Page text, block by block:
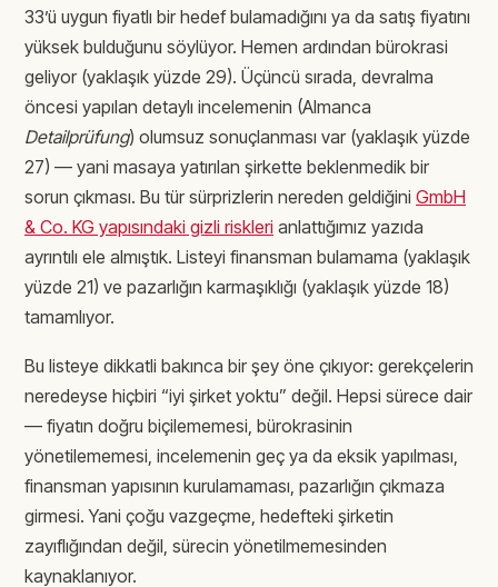
33’ü uygun fiyatlı bir hedef bulamadığını ya da satış fiyatını
yüksek bulduğunu söylüyor. Hemen ardından bürokrasi
geliyor (yaklaşık yüzde 29). Üçüncü sırada, devralma
öncesi yapılan detaylı incelemenin (Almanca
Detailprüfung) olumsuz sonuçlanması var (yaklaşık yüzde
27) — yani masaya yatırılan şirkette beklenmedik bir
sorun çıkması. Bu tür sürprizlerin nereden geldiğini GmbH
& Co. KG yapısındaki gizli riskleri anlattığımız yazıda
ayrıntılı ele almıştık. Listeyi finansman bulamama (yaklaşık
yüzde 21) ve pazarlığın karmaşıklığı (yaklaşık yüzde 18)
tamamlıyor.
Bu listeye dikkatli bakınca bir şey öne çıkıyor: gerekçelerin
neredeyse hiçbiri “iyi şirket yoktu” değil. Hepsi sürece dair
— fiyatın doğru biçilememesi, bürokrasinin
yönetilememesi, incelemenin geç ya da eksik yapılması,
finansman yapısının kurulamaması, pazarlığın çıkmaza
girmesi. Yani çoğu vazgeçme, hedefteki şirketin
zayıflığından değil, sürecin yönetilmemesinden
kaynaklanıyor.